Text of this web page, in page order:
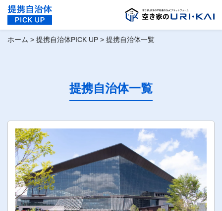
ホーム > 提携自治体PICK UP > 提携自治体一覧
提携自治体一覧